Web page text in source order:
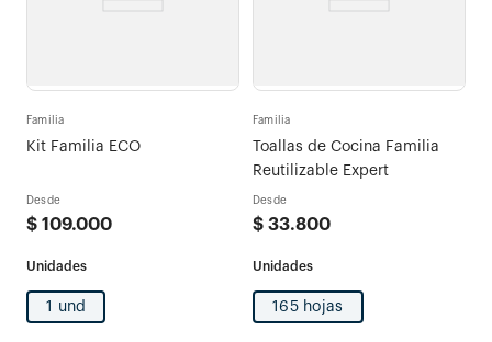
Familia
Kit Familia ECO
Desde
$ 109.000
1 und
Familia
Toallas de Cocina Familia
Reutilizable Expert
Desde
$ 33.800
165 hojas